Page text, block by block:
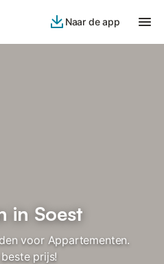
Naar de app
in Soest
voor Appartementen.
prijs!